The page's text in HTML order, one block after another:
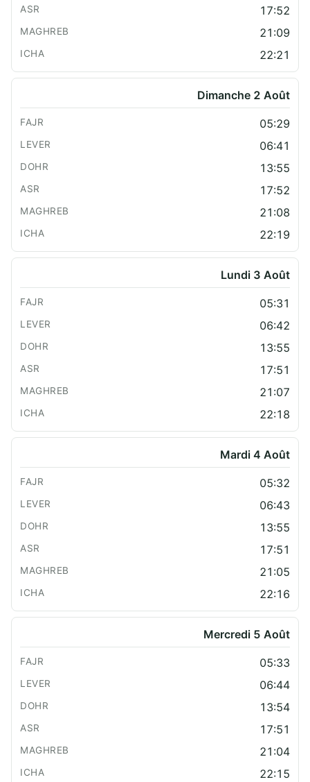
17:52
21:09
22:21
Dimanche 2 Août
05:29
06:41
13:55
17:52
21:08
22:19
Lundi 3 Août
05:31
06:42
13:55
17:51
21:07
22:18
Mardi 4 Août
05:32
06:43
13:55
17:51
21:05
22:16
Mercredi 5 Août
05:33
06:44
13:54
17:51
21:04
22:15